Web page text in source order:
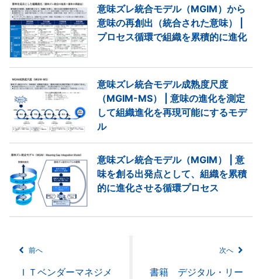
意味ズレ統合モデル（MGIM）から
意味の再創出（統合された意味） |
プロセス循環で組織を累積的に進化
意味ズレ統合モデル成熟度尺度
（MGIM-MS） | 意味の進化を測定
して組織進化を再現可能にするモデ
ル
意味ズレ統合モデル（MGIM） | 意
味を創る出発点として、組織を累積
的に進化させる循環プロセス
前へ
ＩＴベンダーマネジメ
次へ
書籍 デジタル・リー